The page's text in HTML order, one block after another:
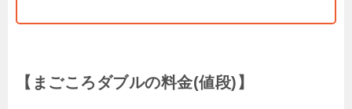
【まごころダブルの料金(値段)】